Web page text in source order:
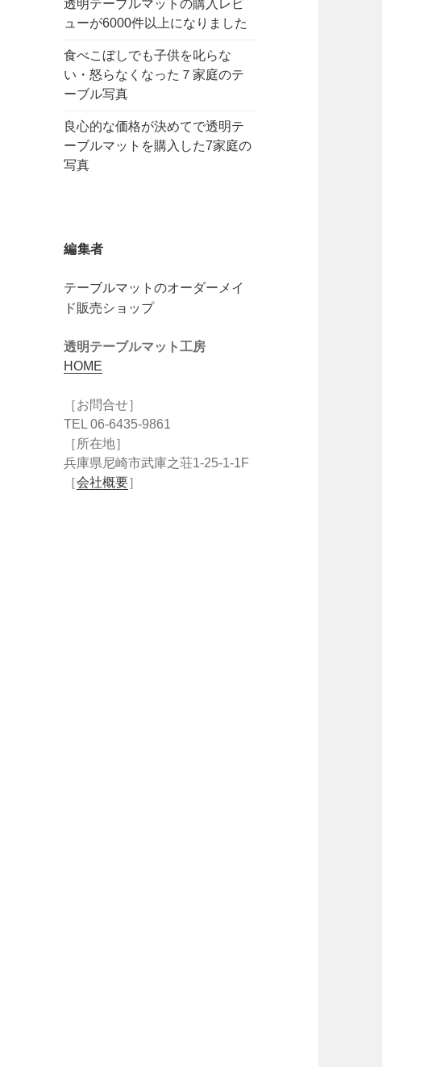
透明テーブルマットの購入レビ
ューが6000件以上になりました
食べこぼしでも子供を叱らな
い・怒らなくなった７家庭のテ
ーブル写真
良心的な価格が決めてで透明テ
ーブルマットを購入した7家庭の
写真
編集者
テーブルマットのオーダーメイ
ド販売ショップ
透明テーブルマット工房
HOME
［お問合せ］
TEL 06-6435-9861
［所在地］
兵庫県尼崎市武庫之荘1-25-1-1F
［会社概要］